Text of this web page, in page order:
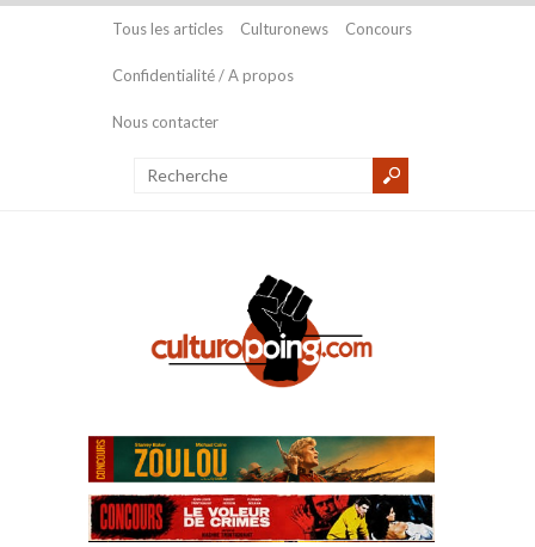
Tous les articles Culturonews Concours
Confidentialité / A propos
Nous contacter